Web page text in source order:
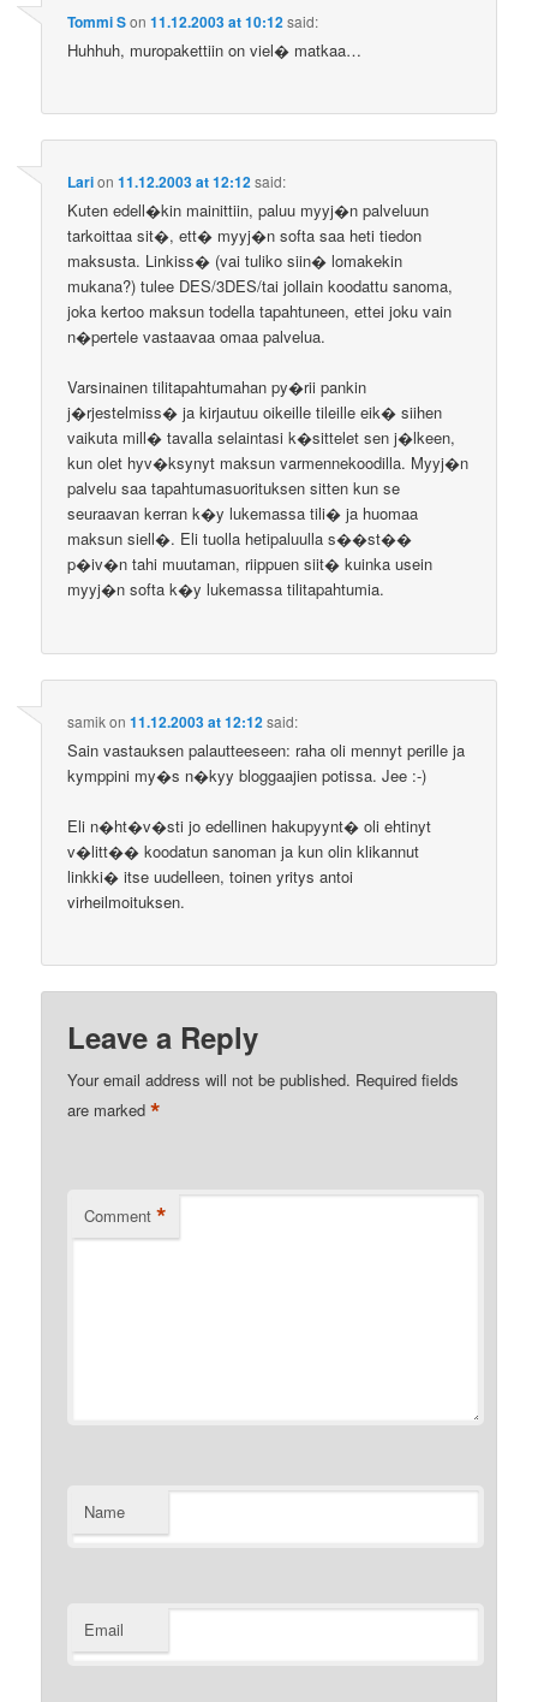
Tommi Son11.12.2003 at 10:12said:
Huhhuh, muropakettiin on viel� matkaa…
Larion11.12.2003 at 12:12said:
Kuten edell�kin mainittiin, paluu myyj�n palveluun
tarkoittaa sit�, ett� myyj�n softa saa heti tiedon
maksusta. Linkiss� (vai tuliko siin� lomakekin
mukana?) tulee DES/3DES/tai jollain koodattu sanoma,
joka kertoo maksun todella tapahtuneen, ettei joku vain
n�pertele vastaavaa omaa palvelua.
Varsinainen tilitapahtumahan py�rii pankin
j�rjestelmiss� ja kirjautuu oikeille tileille eik� siihen
vaikuta mill� tavalla selaintasi k�sittelet sen j�lkeen,
kun olet hyv�ksynyt maksun varmennekoodilla. Myyj�n
palvelu saa tapahtumasuorituksen sitten kun se
seuraavan kerran k�y lukemassa tili� ja huomaa
maksun siell�. Eli tuolla hetipaluulla s��st��
p�iv�n tahi muutaman, riippuen siit� kuinka usein
myyj�n softa k�y lukemassa tilitapahtumia.
samikon11.12.2003 at 12:12said:
Sain vastauksen palautteeseen: raha oli mennyt perille ja
kymppini my�s n�kyy bloggaajien potissa. Jee :-)
Eli n�ht�v�sti jo edellinen hakupyynt� oli ehtinyt
v�litt�� koodatun sanoman ja kun olin klikannut
linkki� itse uudelleen, toinen yritys antoi
virheilmoituksen.
Leave a Reply
Your email address will not be published. Required fields
are marked*
Comment *
Name
Email